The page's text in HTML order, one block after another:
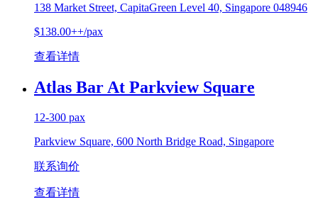
138 Market Street, CapitaGreen Level 40, Singapore 048946
$138.00++/pax
查看详情
Atlas Bar At Parkview Square
12-300 pax
Parkview Square, 600 North Bridge Road, Singapore
联系询价
查看详情